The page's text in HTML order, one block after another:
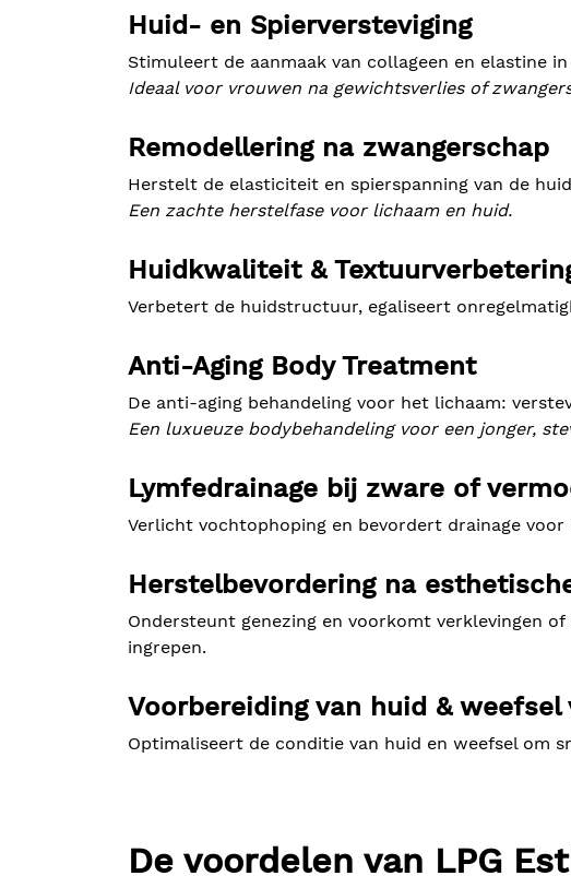
Huid- en Spierversteviging
Stimuleert de aanmaak van collageen en elastine
Ideaal voor vrouwen na gewichtsverlies of
Remodellering na zwangerschap
Herstelt de elasticiteit en spierspanning van de
Een zachte herstelfase voor lichaam en huid.
Huidkwaliteit &
Verbetert de huidstructuur, egaliseert
Anti-Aging Body Treatment
De anti-aging behandeling voor het lichaam:
Een luxueuze bodybehandeling voor een jonger,
Lymfedrainage bij zware of
Verlicht vochtophoping en bevordert drainage
Herstelbevordering na
Ondersteunt genezing en voorkomt verklevingen
ingrepen.
Voorbereiding van huid &
Optimaliseert de conditie van huid en weefsel om
De voordelen van LPG